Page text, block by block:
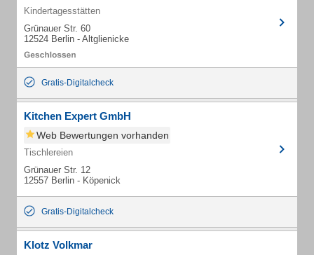
Kindertagesstätten
Grünauer Str. 60
12524 Berlin - Altglienicke
Gratis-Digitalcheck
Kitchen Expert GmbH
Web Bewertungen vorhanden
Tischlereien
Grünauer Str. 12
12557 Berlin - Köpenick
Gratis-Digitalcheck
Klotz Volkmar